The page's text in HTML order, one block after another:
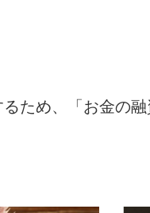
ため、「お金の